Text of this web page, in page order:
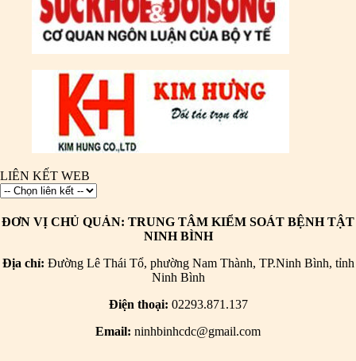
LIÊN KẾT WEB
ĐƠN VỊ CHỦ QUẢN: TRUNG TÂM KIỂM SOÁT BỆNH TẬT
NINH BÌNH
Địa chỉ: Đường Lê Thái Tổ, phường Nam Thành, TP.Ninh Bình, tỉnh
Ninh Bình
Điện thoại: 02293.871.137
Email: ninhbinhcdc@gmail.com